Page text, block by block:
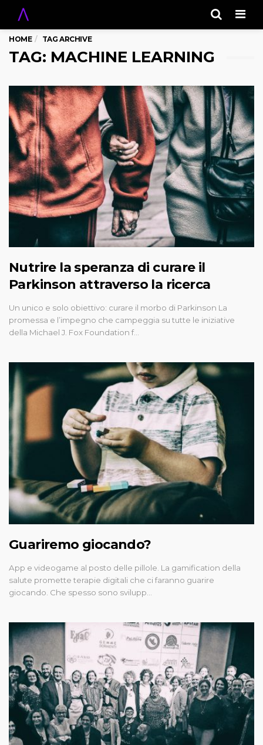
HOME TAG ARCHIVE
TAG: MACHINE LEARNING
Nutrire la speranza di curare il
Parkinson attraverso la ricerca
Un unico e solo obiettivo: curare il morbo di Parkinson La
promessa e l’impegno che campeggia su tutte le iniziative
della Michael J. Fox Foundation f…
Guariremo giocando?
App e videogame al posto delle pillole. La gamification della
salute promette terapie digitali che ci faranno guarire
giocando. Che spesso sono svilupp…